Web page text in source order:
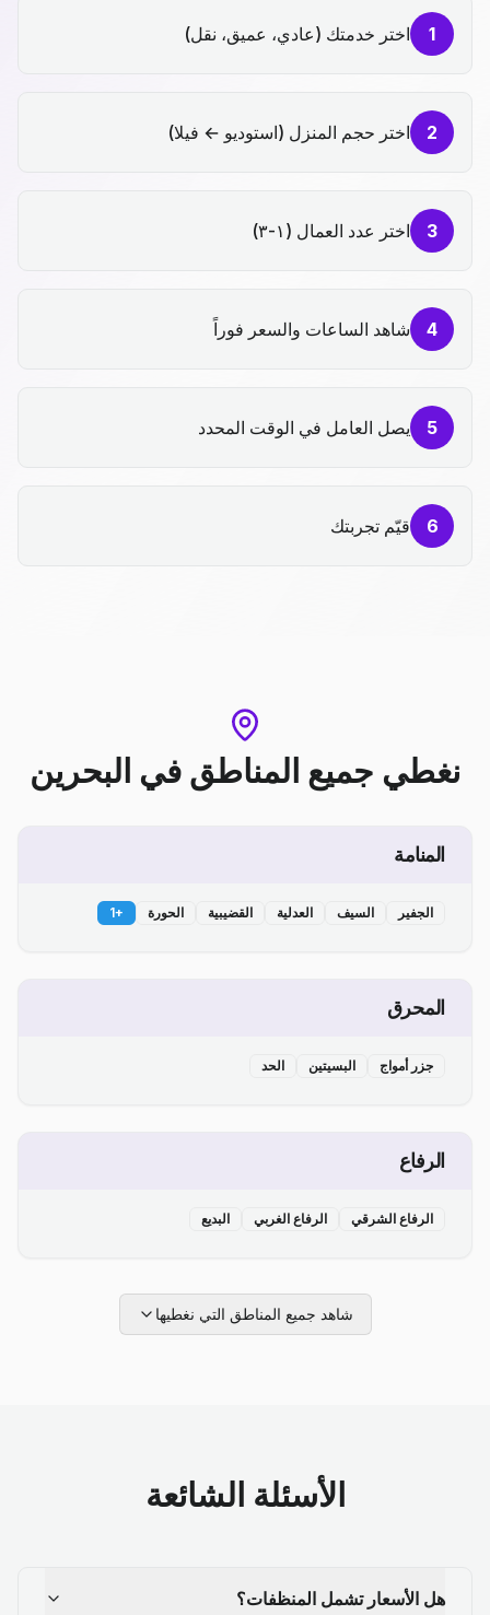
1 اختر خدمتك (عادي، عميق، نقل)
2 اختر حجم المنزل (استوديو ← فيلا)
3 اختر عدد العمال (١-٣)
4 شاهد الساعات والسعر فوراً
5 يصل العامل في الوقت المحدد
6 قيّم تجربتك
نغطي جميع المناطق في البحرين
المنامة
الجفير السيف العدلية القضيبية الحورة +
1
المحرق
جزر أمواج البسيتين الحد
الرفاع
الرفاع الشرقي الرفاع الغربي البديع
شاهد جميع المناطق التي نغطيها
الأسئلة الشائعة
هل الأسعار تشمل المنظفات؟